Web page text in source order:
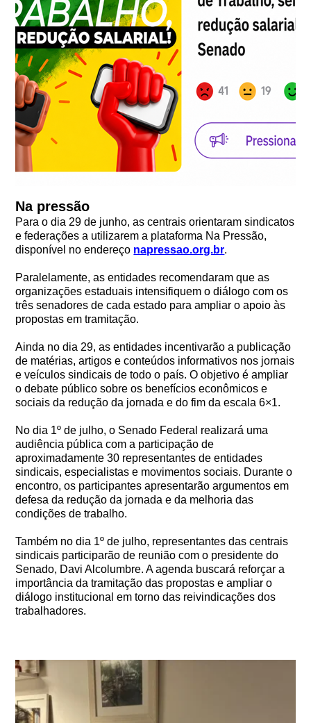
Na pressão
Para o dia 29 de junho, as centrais orientaram sindicatos
e federações a utilizarem a plataforma Na Pressão,
disponível no endereço napressao.org.br.
Paralelamente, as entidades recomendaram que as
organizações estaduais intensifiquem o diálogo com os
três senadores de cada estado para ampliar o apoio às
propostas em tramitação.
Ainda no dia 29, as entidades incentivarão a publicação
de matérias, artigos e conteúdos informativos nos jornais
e veículos sindicais de todo o país. O objetivo é ampliar
o debate público sobre os benefícios econômicos e
sociais da redução da jornada e do fim da escala 6×1.
No dia 1º de julho, o Senado Federal realizará uma
audiência pública com a participação de
aproximadamente 30 representantes de entidades
sindicais, especialistas e movimentos sociais. Durante o
encontro, os participantes apresentarão argumentos em
defesa da redução da jornada e da melhoria das
condições de trabalho.
Também no dia 1º de julho, representantes das centrais
sindicais participarão de reunião com o presidente do
Senado, Davi Alcolumbre. A agenda buscará reforçar a
importância da tramitação das propostas e ampliar o
diálogo institucional em torno das reivindicações dos
trabalhadores.